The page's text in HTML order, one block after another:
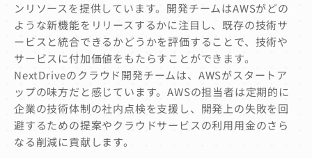
ンリソースを提供しています。開発チームはAWSがどの
ような新機能をリリースするかに注目し、既存の技術サ
ービスと統合できるかどうかを評価することで、技術や
サービスに付加価値をもたらすことができます。
NextDriveのクラウド開発チームは、AWSがスタートア
ップの味方だと感じています。AWSの担当者は定期的に
企業の技術体制の社内点検を支援し、開発上の失敗を回
避するための提案やクラウドサービスの利用用金のさら
なる削減に貢献します。